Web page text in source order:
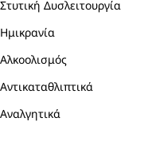
Στυτική Δυσλειτουργία
Ημικρανία
Αλκοολισμός
Αντικαταθλιπτικά
Αναλγητικά